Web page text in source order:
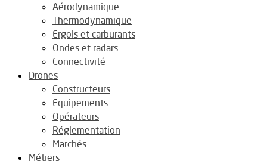
Aérodynamique
Thermodynamique
Ergols et carburants
Ondes et radars
Connectivité
Drones
Constructeurs
Equipements
Opérateurs
Réglementation
Marchés
Métiers